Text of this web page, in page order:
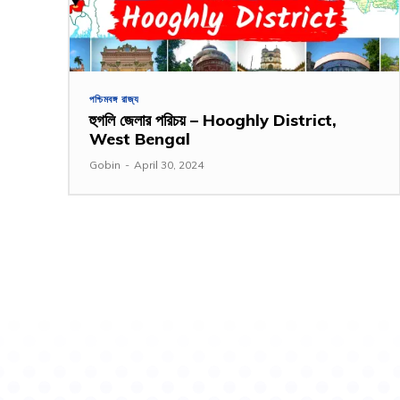
পশ্চিমবঙ্গ রাজ্য
হুগলি জেলার পরিচয় – Hooghly District,
West Bengal
Gobin - April 30, 2024